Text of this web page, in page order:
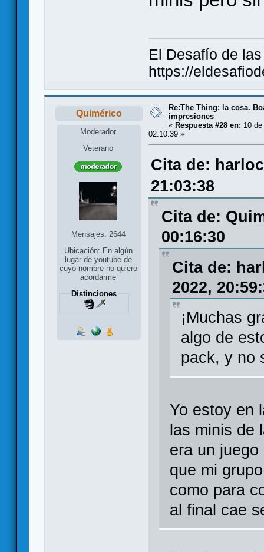
El Desafío de
https://
Quimérico
Moderador
Veterano
Mensajes: 2644
Ubicación: En algún
lugar de youtube de
cuyo nombre no quiero
acordarme
Distinciones
Re:The Thing: la cosa.
impresiones
« Respuesta #28 en: 10
02:10:39 »
Cita de:
21:03:38
Cita de:
00:16:30
Cita de:
2022,
¡Muchas
algo de
pack, y no
Yo estoy en
las minis de
era un
que mi
como para
al final cae